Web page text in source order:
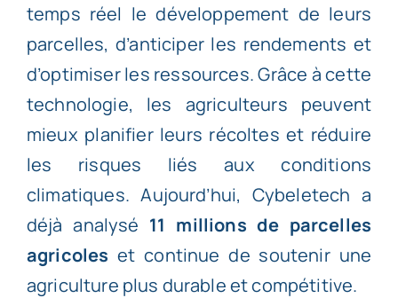
temps réel le développement de leurs
parcelles, d’anticiper les rendements et
d’optimiser les ressources. Grâce à cette
technologie, les agriculteurs peuvent
mieux planifier leurs récoltes et réduire
les risques liés aux conditions
climatiques. Aujourd’hui, Cybeletech a
déjà analysé 11 millions de parcelles
agricoles et continue de soutenir une
agriculture plus durable et compétitive.